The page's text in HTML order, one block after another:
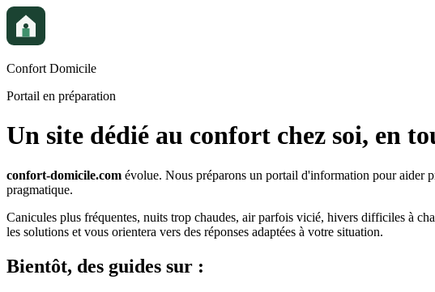
Confort Domicile
Portail en préparation
Un site dédié au confort chez soi, en
confort-domicile.com évolue. Nous préparons un portail d'information pour aider
pragmatique.
Canicules plus fréquentes, nuits trop chaudes, air parfois vicié, hivers difficiles à
les solutions et vous orientera vers des réponses adaptées à votre situation.
Bientôt, des guides sur :